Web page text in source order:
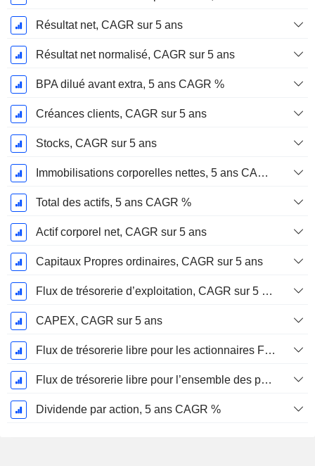
Résultat net, CAGR sur 5 ans
Résultat net normalisé, CAGR sur 5 ans
BPA dilué avant extra, 5 ans CAGR %
Créances clients, CAGR sur 5 ans
Stocks, CAGR sur 5 ans
Immobilisations corporelles nettes, 5 ans CAGR %
Total des actifs, 5 ans CAGR %
Actif corporel net, CAGR sur 5 ans
Capitaux Propres ordinaires, CAGR sur 5 ans
Flux de trésorerie d’exploitation, CAGR sur 5 ans
CAPEX, CAGR sur 5 ans
Flux de trésorerie libre pour les actionnaires FCFE, CAGR sur 5 ans
Flux de trésorerie libre pour l’ensemble des pourvoyeurs de fonds (créanciers et actionnaires) FCFF, CAGR sur 5 ans
Dividende par action, 5 ans CAGR %